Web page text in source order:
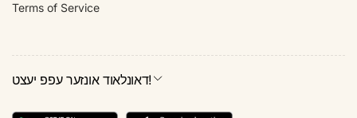
Terms of Service
דאונלאוד אונזער עפפ יעצט!